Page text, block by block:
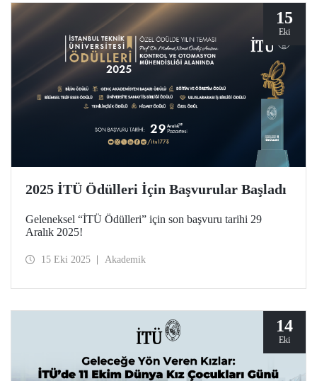
15
Eki
2025 İTÜ Ödülleri İçin Başvurular Başladı
Geleneksel “İTÜ Ödülleri” için son başvuru tarihi 29
Aralık 2025!
15 Eki 2025 Akademik
14
Eki